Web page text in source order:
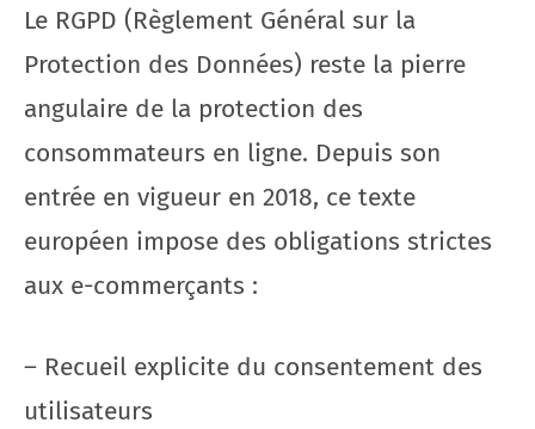
Le RGPD (Règlement Général sur la
Protection des Données) reste la pierre
angulaire de la protection des
consommateurs en ligne. Depuis son
entrée en vigueur en 2018, ce texte
européen impose des obligations strictes
aux e-commerçants :
– Recueil explicite du consentement des
utilisateurs